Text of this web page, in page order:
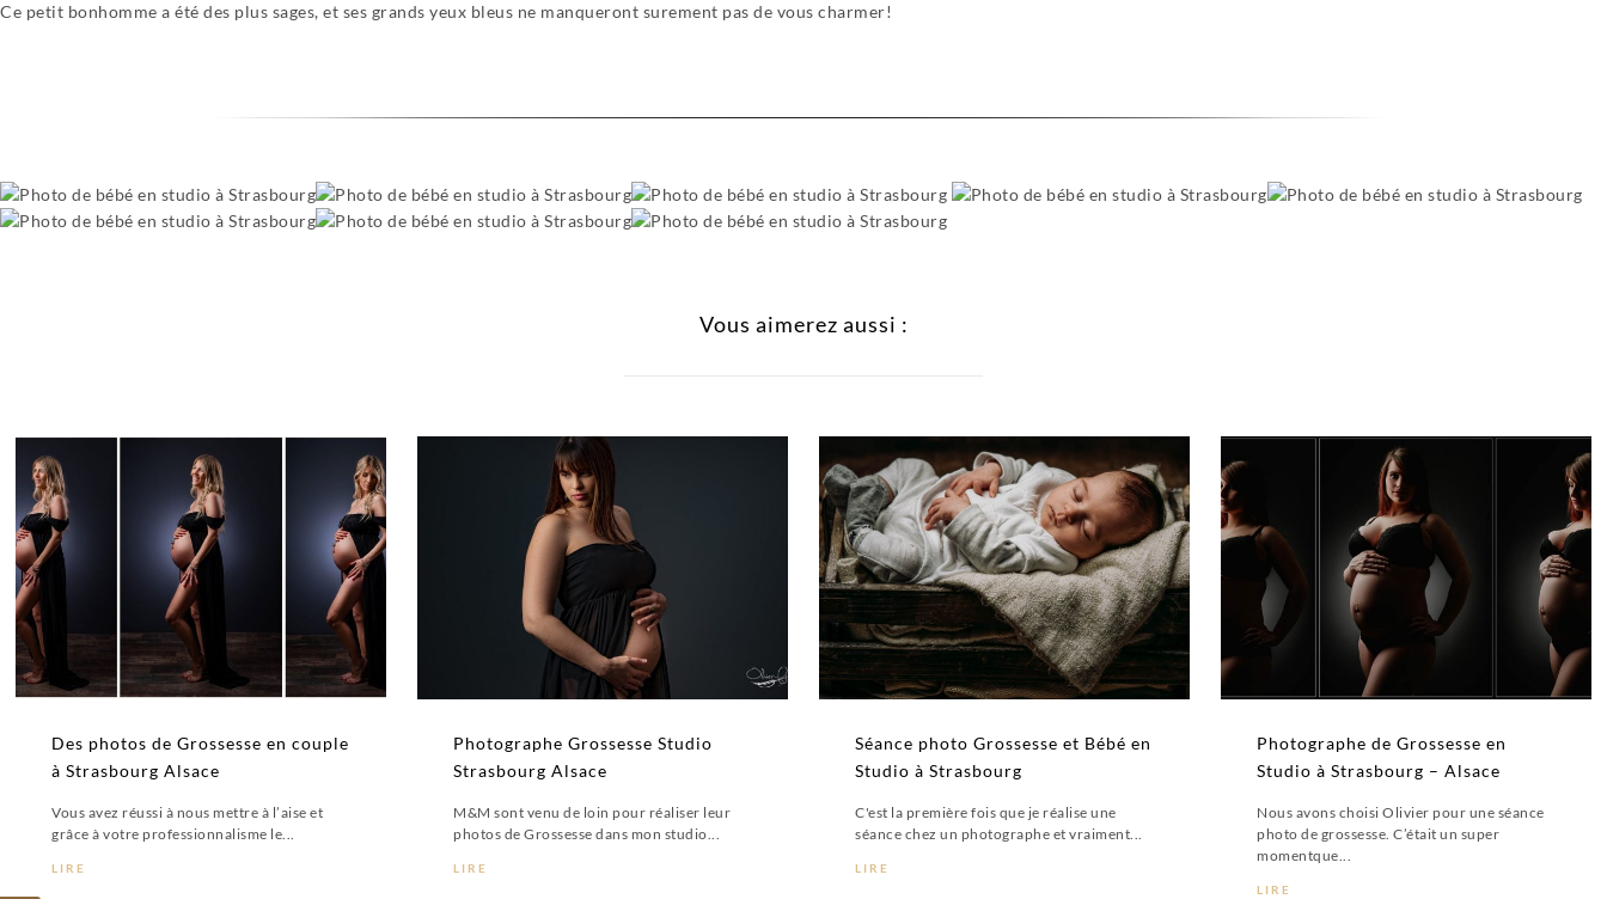
Ce petit bonhomme a été des plus sages, et ses grands yeux bleus ne manqueront surement pas de vous charmer!
Vous aimerez aussi :
Des photos de Grossesse en couple
à Strasbourg Alsace
Vous avez réussi à nous mettre à l’aise et
grâce à votre professionnalisme le...
LIRE
Photographe Grossesse Studio
Strasbourg Alsace
M&M sont venu de loin pour réaliser leur
photos de Grossesse dans mon studio...
LIRE
Séance photo Grossesse et Bébé en
Studio à Strasbourg
C'est la première fois que je réalise une
séance chez un photographe et vraiment...
LIRE
Photographe de Grossesse en
Studio à Strasbourg – Alsace
Nous avons choisi Olivier pour une séance
photo de grossesse. C’était un super
momentque...
LIRE